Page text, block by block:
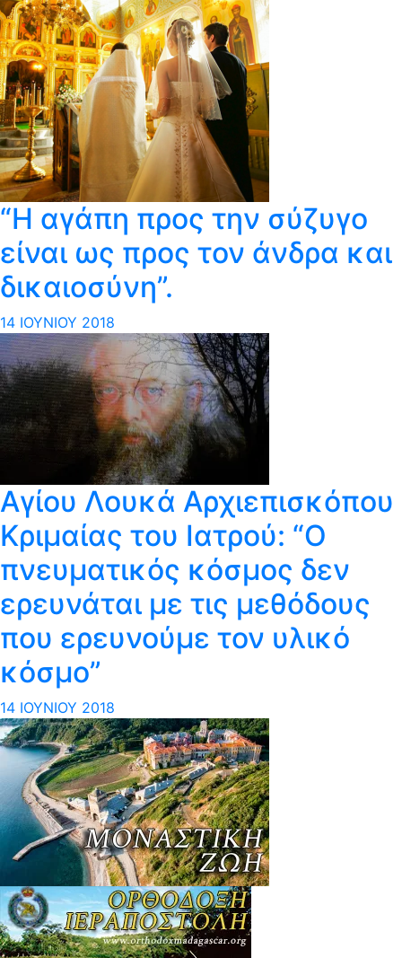
“Η αγάπη προς την σύζυγο
είναι ως προς τον άνδρα και
δικαιοσύνη”.
14 ΙΟΥΝΊΟΥ 2018
Aγίου Λουκά Αρχιεπισκόπου
Κριμαίας του Ιατρού: “Ο
πνευματικός κόσμος δεν
ερευνάται με τις μεθόδους
που ερευνούμε τον υλικό
κόσμο”
14 ΙΟΥΝΊΟΥ 2018